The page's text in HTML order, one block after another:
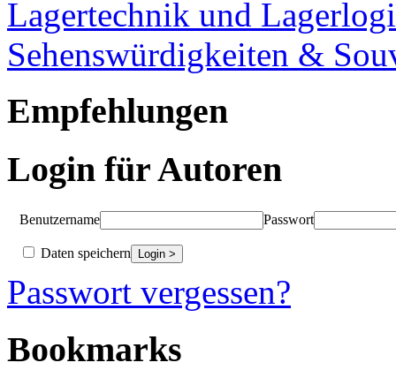
Lagertechnik und
Sehenswürdigkeiten &
Empfehlungen
Login für Autoren
Benutzername Passwort
Daten speichern
Passwort vergessen?
Bookmarks